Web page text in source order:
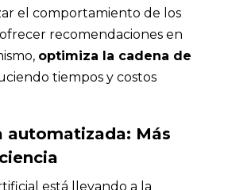
el comportamiento de los
recomendaciones en
optimiza la cadena de
tiempos y costos
automatizada: Más
está llevando a la